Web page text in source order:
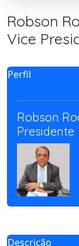
Robson
Vice
Perfil
Robson
Presidente
Descrição